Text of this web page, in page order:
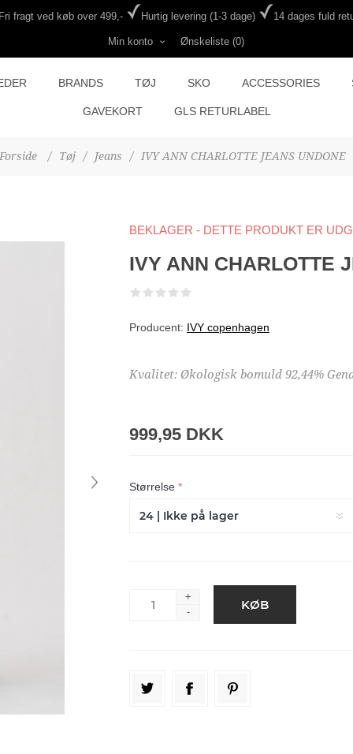
fragt ved køb over 499,- Hurtig levering (1-3 dage) 14 dages fuld
Min konto Ønskeliste (0)
BRANDS TØJ SKO ACCESSORIES
GAVEKORT GLS RETURLABEL
Forside / Tøj / Jeans / IVY ANN CHARLOTTE JEANS UNDONE
BEKLAGER - DETTE PRODUKT ER
IVY ANN CHARLOTTE
Producent: IVY copenhagen
Kvalitet: Økologisk bomuld 92,44%
999,95 DKK
Størrelse *
+
-